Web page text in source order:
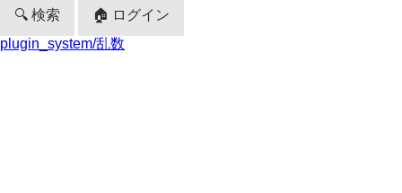
🔍 検索
🏠 ログイン
plugin_system/乱数